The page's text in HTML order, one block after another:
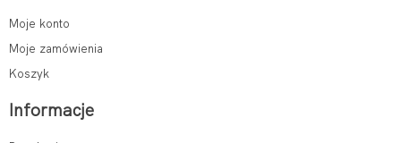
Moje konto
Moje zamówienia
Koszyk
Informacje